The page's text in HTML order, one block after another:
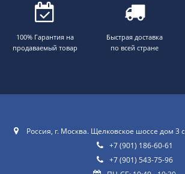
100% Гарантия на
продаваемый товар
Быстрая доставка
по всей стране
Россия, г. Москва. Щелковское шоссе дом 3
+7 (901) 186-60-61
+7 (901) 543-75-96